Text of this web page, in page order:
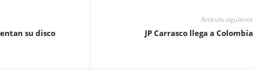
su disco
Artículo siguiente
JP Carrasco llega a Colombia